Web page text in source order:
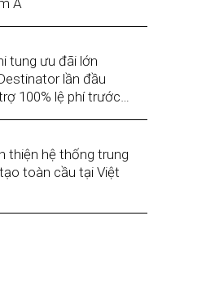
Á
tung ưu đãi lớn
lần đầu
100% lệ phí trước
thiện hệ thống trung
toàn cầu tại Việt